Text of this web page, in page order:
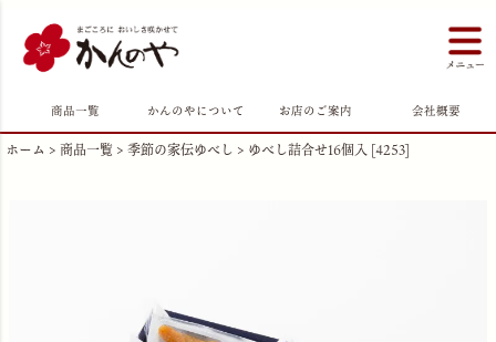
商品一覧 かんのやについて お店のご案内 会社概要
ホーム 商品一覧 季節の家伝ゆべし ゆべし詰合せ16個入 [4253]